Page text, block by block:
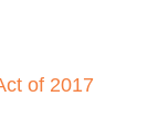
of 2017